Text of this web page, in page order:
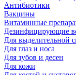
Антибиотики
Вакцины
Витаминные
Дезинфицирующие
Для выделительной
Для глаз и носа
Для зубов и десен
Для кожи